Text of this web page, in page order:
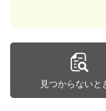
見つからないと